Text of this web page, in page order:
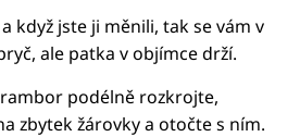
když jste ji měnili, tak se vám v
ale patka v objímce drží.
podélně rozkrojte,
zbytek žárovky a otočte s ním.